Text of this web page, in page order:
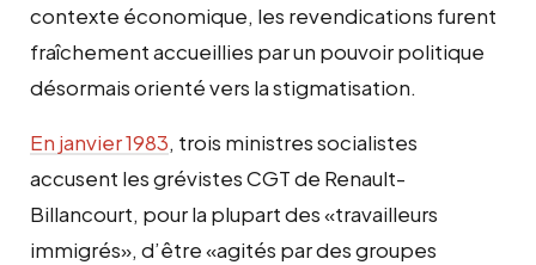
contexte économique, les revendications furent
fraîchement accueillies par un pouvoir politique
désormais orienté vers la stigmatisation.
En janvier 1983, trois ministres socialistes
accusent les grévistes CGT de Renault-
Billancourt, pour la plupart des «travailleurs
immigrés», d’être «agités par des groupes